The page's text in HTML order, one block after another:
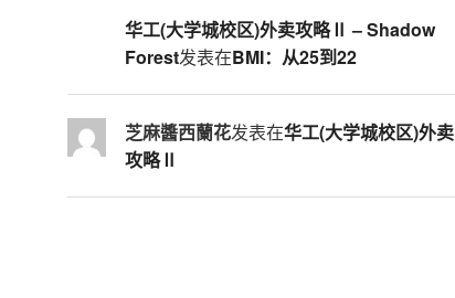
华工(大学城校区)外卖攻略Ⅱ – Shadow
Forest发表在BMI：从25到22
芝麻醬西蘭花发表在华工(大学城校区)外卖
攻略Ⅱ